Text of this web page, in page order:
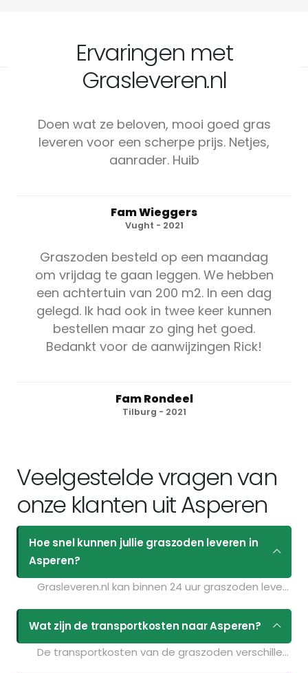
Ervaringen met
Grasleveren.nl
Doen wat ze beloven, mooi goed gras
leveren voor een scherpe prijs. Netjes,
aanrader. Huib
Fam Wieggers
Vught - 2021
Graszoden besteld op een maandag
om vrijdag te gaan leggen. We hebben
een achtertuin van 200 m2. In een dag
gelegd. Ik had ook in twee keer kunnen
bestellen maar zo ging het goed.
Bedankt voor de aanwijzingen Rick!
Fam Rondeel
Tilburg - 2021
Veelgestelde vragen van
onze klanten uit Asperen
Hoe snel kunnen jullie graszoden leveren in
Asperen?
Grasleveren.nl kan binnen 24 uur graszoden leveren in Asperen. Als u bijvoorbeeld graszoden op maandag bestelt voor 11:30 kunt u ze de volgende dag geleverd krijgen. Kijk voor de actuele leverdagen op de pagina
Wat zijn de transportkosten naar Asperen?
De transportkosten van de graszoden verschillen per postcodegebied en zijn afhankelijk van de hoeveelheid graszoden die u bestelt. Bent u benieuwd naar de prijzen? Vul uw gegevens in op de pagina